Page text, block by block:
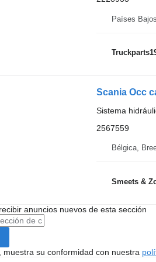
Países
Scania Occ
Sistema
2567559
Bélgica,
Smeets &
anuncios nuevos de esta sección
muestra su conformidad con nuestra